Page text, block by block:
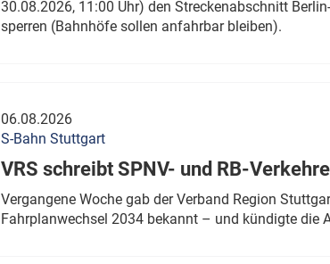
Dossier:
30.08.2026, 11:00 Uhr) den Streckenabschnitt
sperren (Bahnhöfe sollen anfahrbar bleiben).
06.08.2026
S-Bahn Stuttgart
VRS schreibt SPNV- und RB-
Vergangene Woche gab der Verband Region
Fahrplanwechsel 2034 bekannt – und kündigte die